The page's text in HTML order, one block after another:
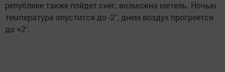
републике также пойдет снег, возможна метель. Ночью
температура опустится до -2˚, днем воздух прогреется
до +2˚.